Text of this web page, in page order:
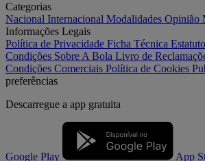
Categorias
Nacional Internacional Modalidades Opinião
Informações Legais
Política de Privacidade Ficha Técnica
Condições Sobre A Bola Livro de
Condições Comerciais Política de Cookies
preferências
Descarregue a app gratuita
Google Play App